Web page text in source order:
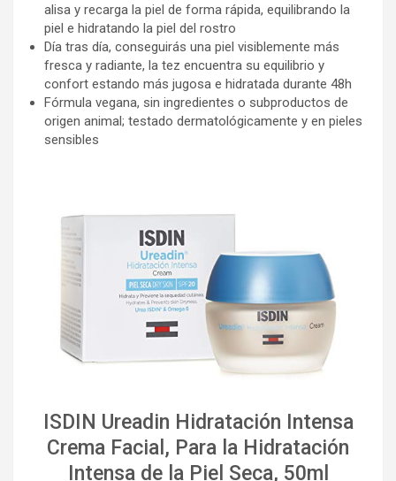
alisa y recarga la piel de forma rápida, equilibrando la
piel e hidratando la piel del rostro
Día tras día, conseguirás una piel visiblemente más
fresca y radiante, la tez encuentra su equilibrio y
confort estando más jugosa e hidratada durante 48h
Fórmula vegana, sin ingredientes o subproductos de
origen animal; testado dermatológicamente y en pieles
sensibles
ISDIN Ureadin Hidratación Intensa
Crema Facial, Para la Hidratación
Intensa de la Piel Seca, 50ml